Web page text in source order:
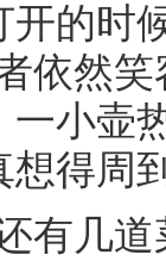
时候
依然
小壶
想得周
几道